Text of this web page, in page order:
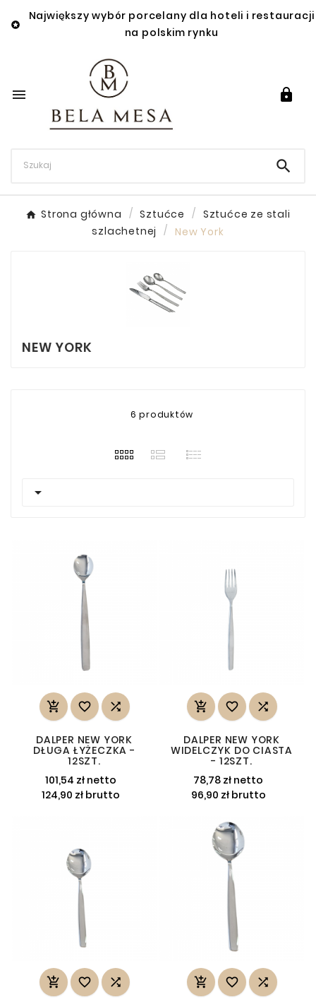

Największy wybór porcelany dla hoteli i restauracji
na polskim rynku
 

Strona główna Sztućce
Sztućce ze stali
szlachetnej
New York
NEW YORK
6 produktów

  
DALPER NEW YORK
DŁUGA ŁYŻECZKA -
12SZT.
101,54 zł netto
124,90 zł brutto
  
DALPER NEW YORK
WIDELCZYK DO CIASTA
- 12SZT.
78,78 zł netto
96,90 zł brutto
     